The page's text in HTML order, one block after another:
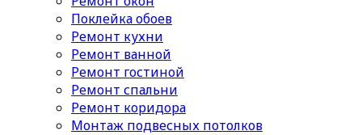
Поклейка обоев
Ремонт кухни
Ремонт ванной
Ремонт гостиной
Ремонт спальни
Ремонт коридора
Монтаж подвесных потолков